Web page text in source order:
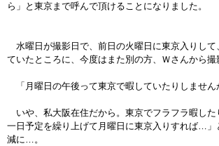
ら」と東京まで呼んで頂けることになりました。
水曜日が撮影日で、前日の火曜日に東京入りし
ていたところに、今度はまた別の方、Ｗさんから撮
「月曜日の午後って東京で暇していたりしません
いや、私大阪在住だから。東京でフラフラ暇し
一日予定を繰り上げて月曜日に東京入りすれば…
減に…。